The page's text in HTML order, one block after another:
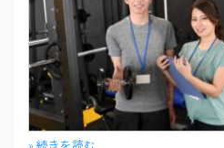
» 続きを読む